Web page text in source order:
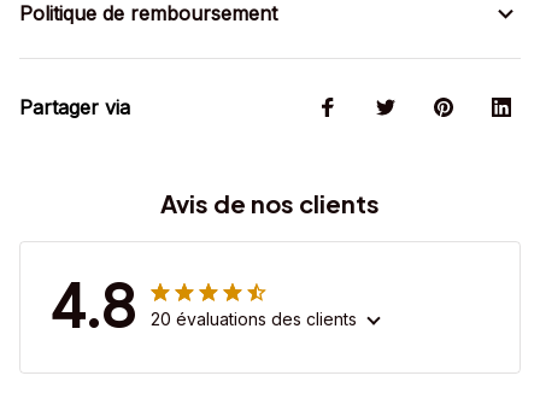
Politique de remboursement
Partager via
Avis de nos clients
4.8 20 évaluations des clients